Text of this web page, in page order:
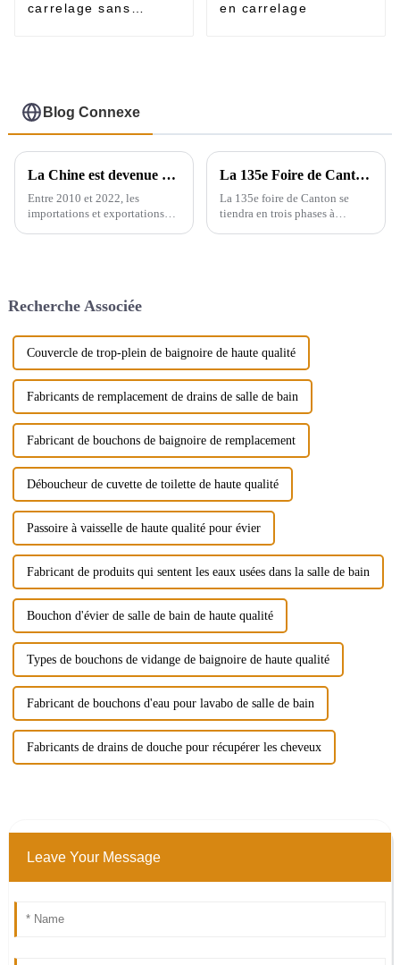
carrelage sans
en carrelage
Blog Connexe
La Chine est devenue un exportateur majeur de produits sanitaires
Entre 2010 et 2022, les
importations et exportations
de croissance annuel composé
La 135e Foire de Canton se déroulera en trois phases à Guangzhou, en Chine, du 15 avril au 5 mai.
La 135e foire de Canton se
tiendra en trois phases à
Recherche Associée
Couvercle de trop-plein de baignoire de haute qualité
Fabricants de remplacement de drains de salle de bain
Fabricant de bouchons de baignoire de remplacement
Déboucheur de cuvette de toilette de haute qualité
Passoire à vaisselle de haute qualité pour évier
Fabricant de produits qui sentent les eaux usées dans la salle de bain
Bouchon d'évier de salle de bain de haute qualité
Types de bouchons de vidange de baignoire de haute qualité
Fabricant de bouchons d'eau pour lavabo de salle de bain
Fabricants de drains de douche pour récupérer les cheveux
Leave Your Message